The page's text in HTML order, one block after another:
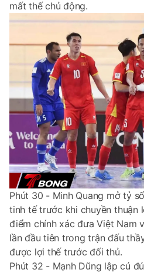
mất thế chủ động.
Phút 30 - Minh Quang mở tỷ
tinh tế trước khi chuyền thuận
điểm chính xác đưa Việt Nam
lần đầu tiên trong trận đấu
được lợi thế trước đối thủ.
Phút 32 - Mạnh Dũng lập cú